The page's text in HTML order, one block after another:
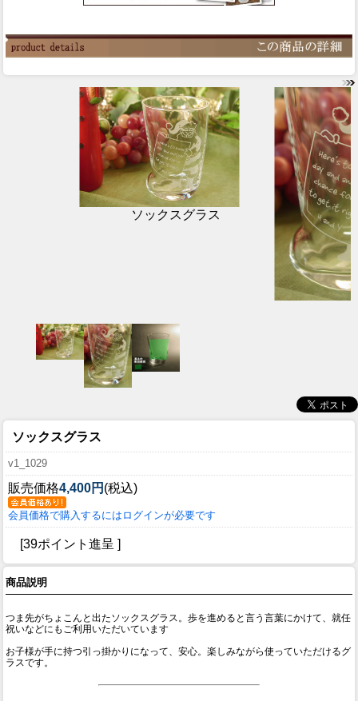
ソックスグラス
ソックスグラス
v1_1029
販売価格4,400円 (税込)
会員価格で購入するにはログインが必要です
[39ポイント進呈 ]
商品説明
つま先がちょこんと出たソックスグラス。歩を進めると言う言葉にかけて、就任
祝いなどにもご利用いただいています
お子様が手に持つ引っ掛かりになって、安心。楽しみながら使っていただけるグ
ラスです。